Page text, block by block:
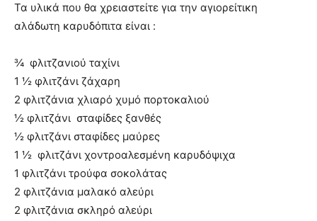
Τα υλικά που θα χρειαστείτε για την αγιορείτικη
αλάδωτη καρυδόπιτα είναι :
¾ φλιτζανιού ταχίνι
1 ½ φλιτζάνι ζάχαρη
2 φλιτζάνια χλιαρό χυμό πορτοκαλιού
½ φλιτζάνι σταφίδες ξανθές
½ φλιτζάνι σταφίδες μαύρες
1 ½ φλιτζάνι χοντροαλεσμένη καρυδόψιχα
1 φλιτζάνι τρούφα σοκολάτας
2 φλιτζάνια μαλακό αλεύρι
2 φλιτζάνια σκληρό αλεύρι